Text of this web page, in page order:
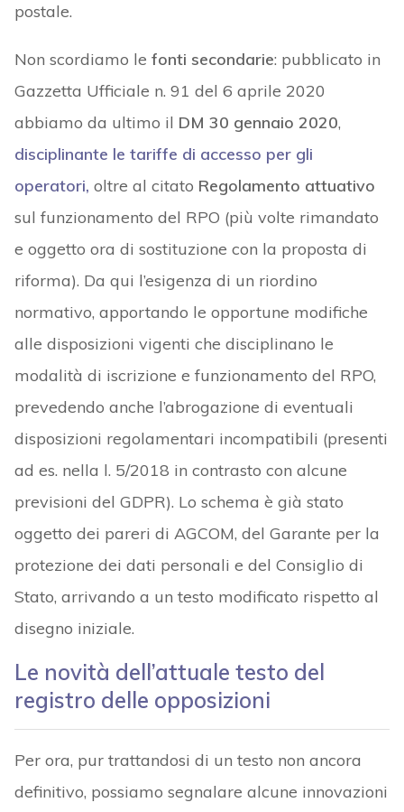
postale.
Non scordiamo le fonti secondarie: pubblicato in
Gazzetta Ufficiale n. 91 del 6 aprile 2020
abbiamo da ultimo il DM 30 gennaio 2020,
disciplinante le tariffe di accesso per gli
operatori, oltre al citato Regolamento attuativo
sul funzionamento del RPO (più volte rimandato
e oggetto ora di sostituzione con la proposta di
riforma). Da qui l’esigenza di un riordino
normativo, apportando le opportune modifiche
alle disposizioni vigenti che disciplinano le
modalità di iscrizione e funzionamento del RPO,
prevedendo anche l’abrogazione di eventuali
disposizioni regolamentari incompatibili (presenti
ad es. nella l. 5/2018 in contrasto con alcune
previsioni del GDPR). Lo schema è già stato
oggetto dei pareri di AGCOM, del Garante per la
protezione dei dati personali e del Consiglio di
Stato, arrivando a un testo modificato rispetto al
disegno iniziale.
Le novità dell’attuale testo del
registro delle opposizioni
Per ora, pur trattandosi di un testo non ancora
definitivo, possiamo segnalare alcune innovazioni